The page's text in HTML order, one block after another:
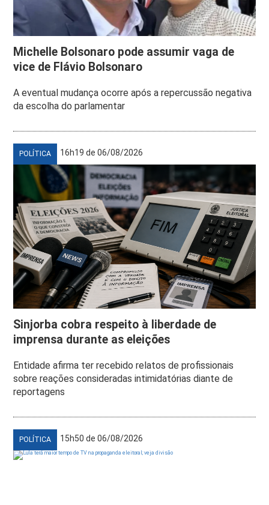
Michelle Bolsonaro pode assumir vaga de
vice de Flávio Bolsonaro
A eventual mudança ocorre após a repercussão negativa
da escolha do parlamentar
POLÍTICA 16h19 de 06/08/2026
Sinjorba cobra respeito à liberdade de
imprensa durante as eleições
Entidade afirma ter recebido relatos de profissionais
sobre reações consideradas intimidatórias diante de
reportagens
POLÍTICA 15h50 de 06/08/2026